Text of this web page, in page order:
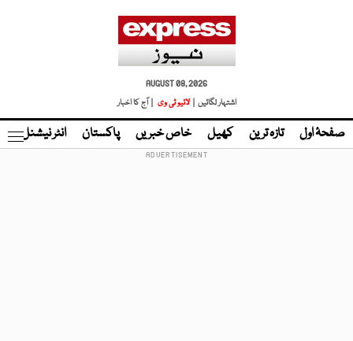
AUGUST 08, 2026
اشتہار لگائیں |
لائیو ٹی وی | آج کا اخبار
صفحۂ اول تازہ ترین کھیل خاص خبریں پاکستان انٹر نیشنل